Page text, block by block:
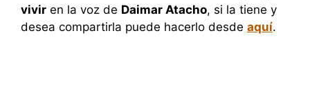
vivir en la voz de Daimar Atacho, si la tiene y
desea compartirla puede hacerlo desde aquí.